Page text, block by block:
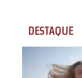
DESTAQUE